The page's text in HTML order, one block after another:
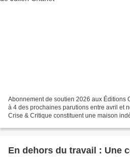
Abonnement de soutien 2026 aux Éditions
à 4 des prochaines parutions entre avril et
Crise & Critique constituent une maison
En dehors du travail : Une